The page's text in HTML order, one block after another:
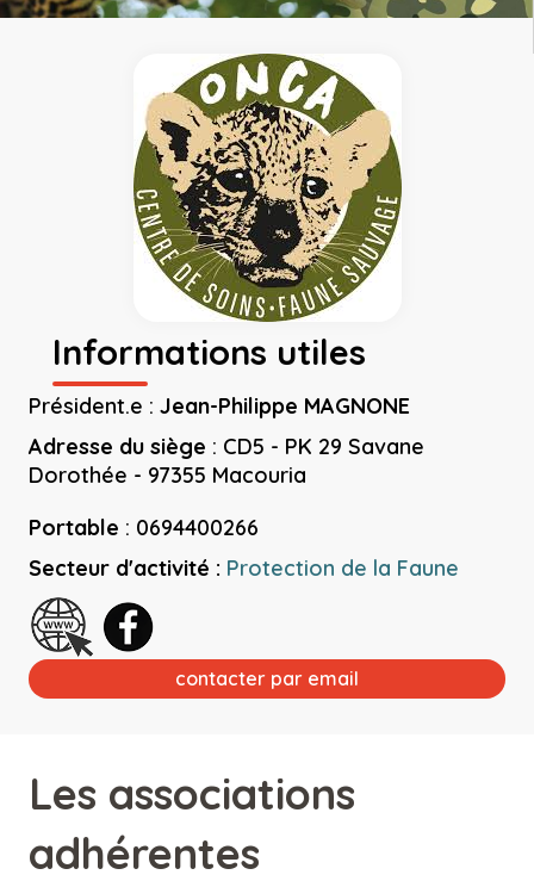
Informations utiles
Président.e : Jean-Philippe MAGNONE
Adresse du siège : CD5 - PK 29 Savane
Dorothée - 97355 Macouria
Portable : 0694400266
Secteur d'activité : Protection de la Faune
contacter par email
Les associations
adhérentes